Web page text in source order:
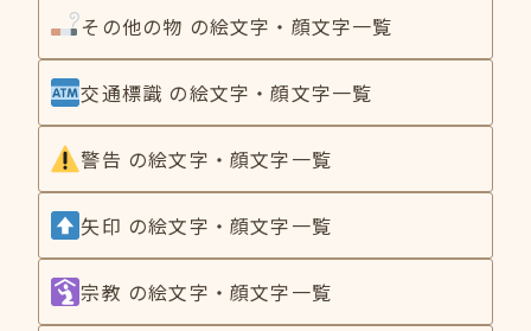
その他の物 の絵文字・顔文字一覧
交通標識 の絵文字・顔文字一覧
警告 の絵文字・顔文字一覧
矢印 の絵文字・顔文字一覧
宗教 の絵文字・顔文字一覧